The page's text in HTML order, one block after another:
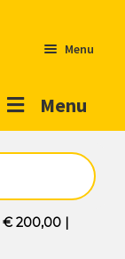
Menu
Menu
€ 200,00|